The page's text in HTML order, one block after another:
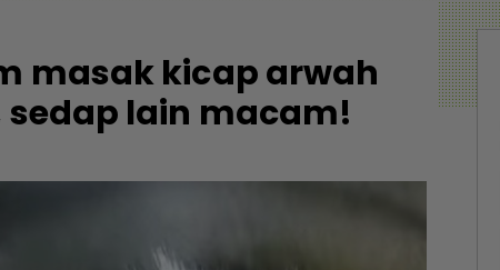
masak kicap arwah
sedap lain macam!